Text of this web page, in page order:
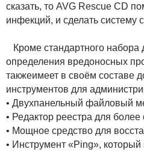
сказать, то AVG Rescue CD
инфекций, и сделать систему
Кроме стандартного набора
определения вредоносных
такжеимеет в своём составе
инструментов для
• Двухпанельный файловый
• Редактор реестра для
• Мощное средство для
• Инструмент «Ping»,